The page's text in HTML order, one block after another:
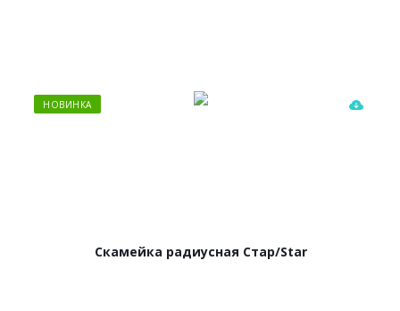
НОВИНКА
Скамейка радиусная Стар/Star